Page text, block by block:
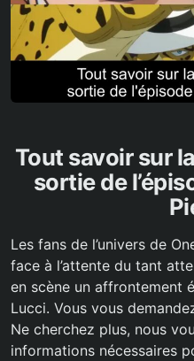
Tout savoir sur
sortie de
Les fans de l’univers de
face à l’attente du tant
en scène un affrontement
Lucci. Vous vous
Ne cherchez plus, nous
informations nécessaires